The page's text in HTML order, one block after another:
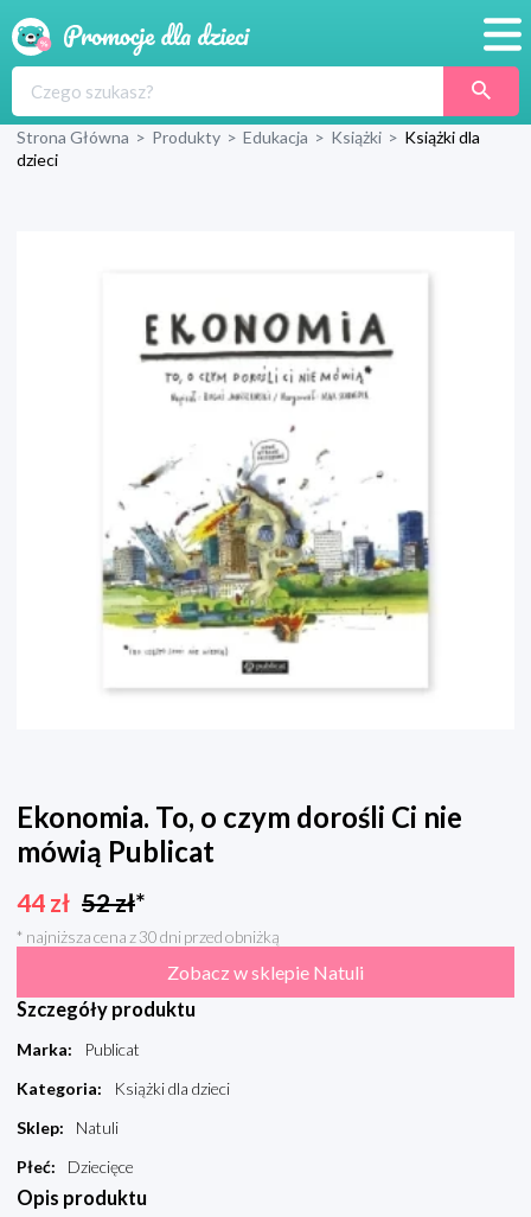
Produkty
Wyprawka
Strona Główna > Produkty > Edukacja > Książki > Książki dla
dzieci
Ekonomia. To, o czym dorośli Ci nie
mówią Publicat
44 zł 52zł*
* najniższa cena z 30 dni przed obniżką
Zobacz w sklepie Natuli
Szczegóły produktu
Marka:
Publicat
Kategoria:
Książki dla dzieci
Sklep:
Natuli
Płeć: Dziecięce
Opis produktu